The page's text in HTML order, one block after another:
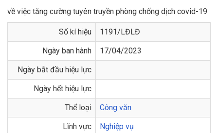
về việc tăng cường tuyên truyền phòng chống dịch covid-19
Số kí hiệu 1191/LĐLĐ
Ngày ban hành 17/04/2023
Ngày bắt đầu hiệu lực
Ngày hết hiệu lực
Thể loại Công văn
Lĩnh vực Nghiệp vụ